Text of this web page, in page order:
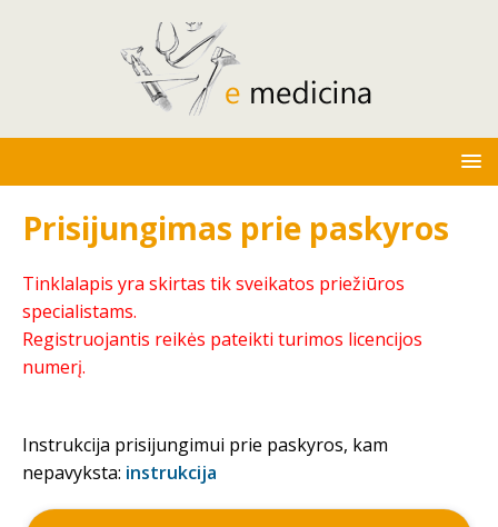
Prisijungimas prie paskyros
Tinklalapis yra skirtas tik sveikatos priežiūros
specialistams.
Registruojantis reikės pateikti turimos licencijos
numerį.
Instrukcija prisijungimui prie paskyros, kam
nepavyksta: instrukcija